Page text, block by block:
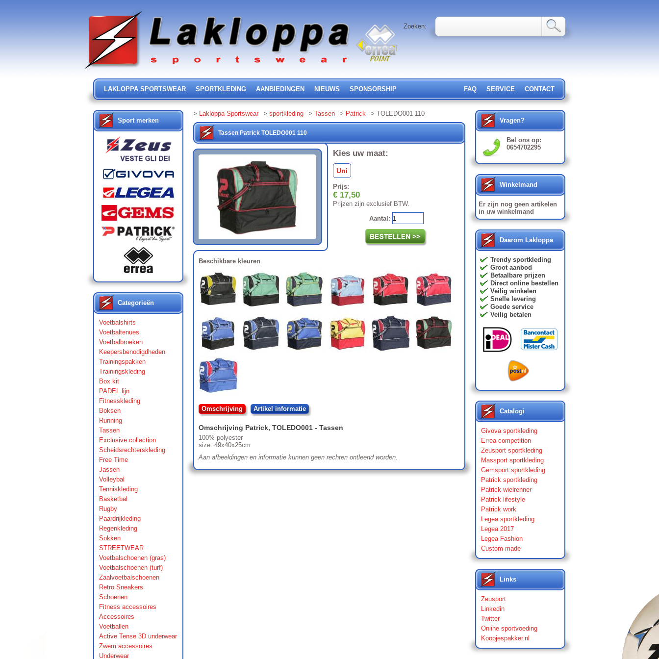
Zoeken:
LAKLOPPA SPORTSWEAR SPORTKLEDING AANBIEDINGEN NIEUWS SPONSORSHIP FAQ SERVICE CONTACT
Sport merken
Categorieën
Voetbalshirts
Voetbaltenues
Voetbalbroeken
Keepersbenodigdheden
Trainingspakken
Trainingskleding
Box kit
PADEL lijn
Fitnesskleding
Boksen
Running
Tassen
Exclusive collection
Scheidsrechterskleding
Free Time
Jassen
Volleybal
Tenniskleding
Basketbal
Rugby
Paardrijkleding
Regenkleding
Sokken
STREETWEAR
Voetbalschoenen (gras)
Voetbalschoenen (turf)
Zaalvoetbalschoenen
Retro Sneakers
Schoenen
Fitness accessoires
Accessoires
Voetballen
Active Tense 3D underwear
Zwem accessoires
Underwear
> Lakloppa Sportswear > sportkleding > Tassen > Patrick > TOLEDO001 110
Tassen Patrick TOLEDO001 110
Kies uw maat:
Uni
Prijs:
€ 17,50
Prijzen zijn exclusief BTW.
Aantal:
Beschikbare kleuren
Omschrijving Artikel informatie
Omschrijving Patrick, TOLEDO001 - Tassen
100% polyester
size: 49x40x25cm
Aan afbeeldingen en informatie kunnen geen rechten ontleend worden.
Vragen?
Bel ons op:
0654702295
Winkelmand
Er zijn nog geen artikelen
in uw winkelmand
Daarom Lakloppa
Trendy sportkleding
Groot aanbod
Betaalbare prijzen
Direct online bestellen
Veilig winkelen
Snelle levering
Goede service
Veilig betalen
Catalogi
Givova sportkleding
Errea competition
Zeusport sportkleding
Massport sportkleding
Gemsport sportkleding
Patrick sportkleding
Patrick wielrenner
Patrick lifestyle
Patrick work
Legea sportkleding
Legea 2017
Legea Fashion
Custom made
Links
Zeusport
Linkedin
Twitter
Online sportvoeding
Koopjespakker.nl